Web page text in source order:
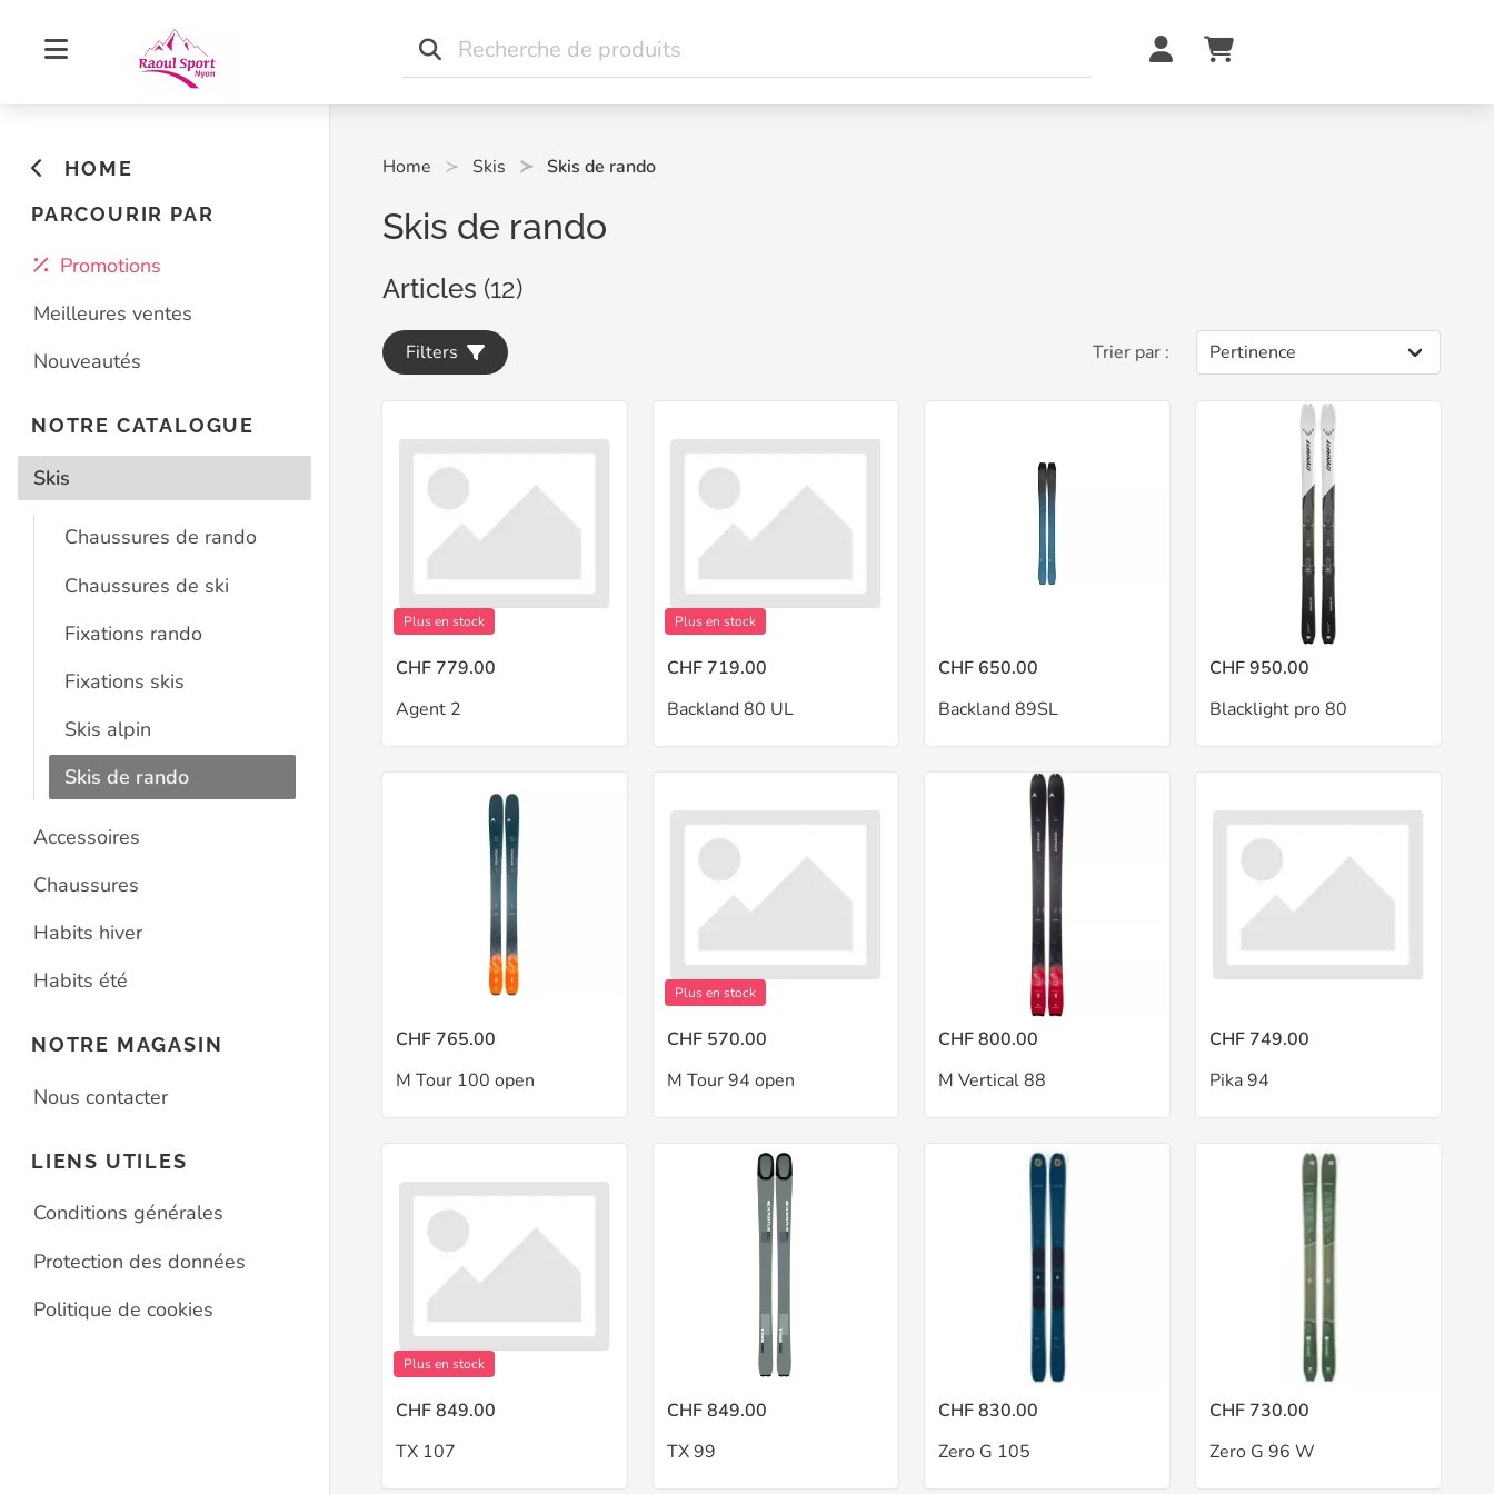
HOME
PARCOURIR PAR
Promotions
Meilleures ventes
Nouveautés
NOTRE CATALOGUE
Skis
Chaussures de rando
Chaussures de ski
Fixations rando
Fixations skis
Skis alpin
Skis de rando
Accessoires
Chaussures
Habits hiver
Habits été
NOTRE MAGASIN
Nous contacter
LIENS UTILES
Conditions générales
Protection des données
Politique de cookies
Home Skis Skis de rando
Skis de rando
Articles (12)
Filters Trier par :
Plus en stock
CHF 779.00
Agent 2
Plus en stock
CHF 719.00
Backland 80 UL
CHF 650.00
Backland 89SL
CHF 950.00
Blacklight pro 80
CHF 765.00
M Tour 100 open
Plus en stock
CHF 570.00
M Tour 94 open
CHF 800.00
M Vertical 88
CHF 749.00
Pika 94
Plus en stock
CHF 849.00
TX 107
CHF 849.00
TX 99
CHF 830.00
Zero G 105
CHF 730.00
Zero G 96 W